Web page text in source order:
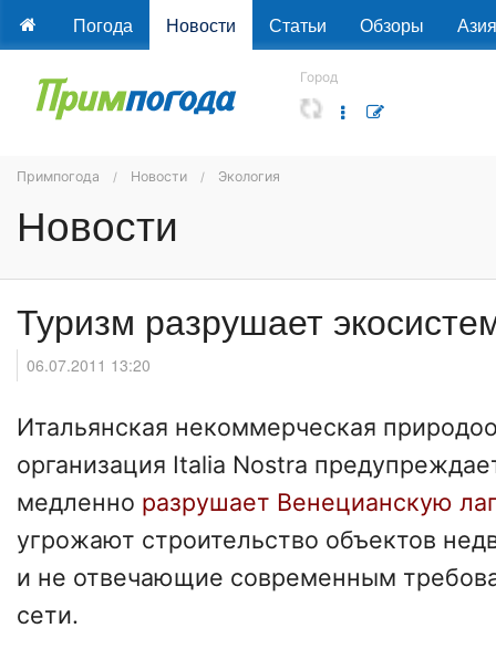
Погода Новости Статьи Обзоры Азия
Город
Примпогода Новости Экология
Новости
Туризм разрушает
06.07.2011 13:20
Итальянская некоммерческая
организация Italia Nostra
медленно разрушает Венецианскую
угрожают строительство объектов
и не отвечающие современным
сети.